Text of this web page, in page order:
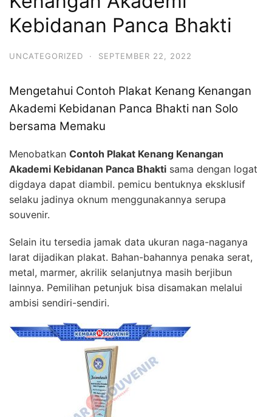
Kebidanan Panca Bhakti
UNCATEGORIZED · SEPTEMBER 22, 2022
Mengetahui Contoh Plakat Kenang Kenangan
Akademi Kebidanan Panca Bhakti nan Solo
bersama Memaku
Menobatkan Contoh Plakat Kenang Kenangan
Akademi Kebidanan Panca Bhakti sama dengan logat
digdaya dapat diambil. pemicu bentuknya eksklusif
selaku jadinya oknum menggunakannya serupa
souvenir.
Selain itu tersedia jamak data ukuran naga-naganya
larat dijadikan plakat. Bahan-bahannya penaka serat,
metal, marmer, akrilik selanjutnya masih berjibun
lainnya. Pemilihan petunjuk bisa disamakan melalui
ambisi sendiri-sendiri.